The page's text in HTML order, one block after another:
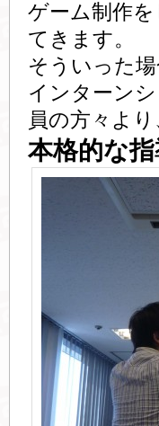
ゲーム制作
てきます。
そういった場
インターン
員の方々より
本格的な